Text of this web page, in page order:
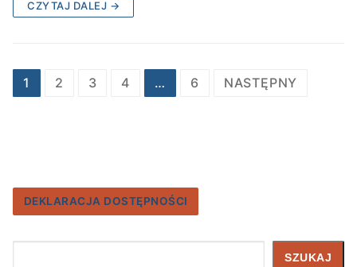
CZYTAJ DALEJ →
Stronicowanie
1 2 3 4 … 6 NASTĘPNY
DEKLARACJA DOSTĘPNOŚCI
SZUKAJ